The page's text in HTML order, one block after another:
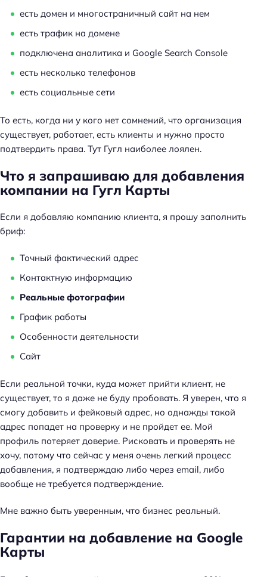
есть домен и многостраничный сайт на нем
есть трафик на домене
подключена аналитика и Google Search Console
есть несколько телефонов
есть социальные сети
То есть, когда ни у кого нет сомнений, что организация
существует, работает, есть клиенты и нужно просто
подтвердить права. Тут Гугл наиболее лоялен.
Что я запрашиваю для добавления
компании на Гугл Карты
Если я добавляю компанию клиента, я прошу заполнить
бриф:
Точный фактический адрес
Контактную информацию
Реальные фотографии
График работы
Особенности деятельности
Сайт
Если реальной точки, куда может прийти клиент, не
существует, то я даже не буду пробовать. Я уверен, что я
смогу добавить и фейковый адрес, но однажды такой
адрес попадет на проверку и не пройдет ее. Мой
профиль потеряет доверие. Рисковать и проверять не
хочу, потому что сейчас у меня очень легкий процесс
добавления, я подтверждаю либо через email, либо
вообще не требуется подтверждение.
Мне важно быть уверенным, что бизнес реальный.
Гарантии на добавление на Google
Карты